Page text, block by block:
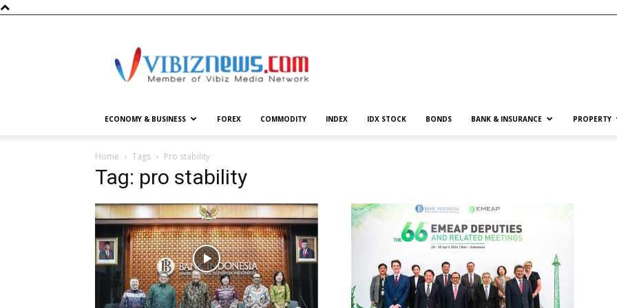
ECONOMY & BUSINESS FOREX COMMODITY INDEX IDX STOCK BONDS BANK & INSURANCE PROPERTY
Home Tags Pro stability
Tag: pro stability